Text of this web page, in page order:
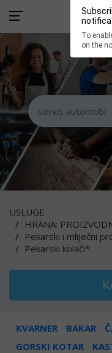
To
on the
USLUGE
HRANA:
Pekarski i mliječni
Pekarski kolači*
KVARNER BAKAR
GORSKI KOTAR